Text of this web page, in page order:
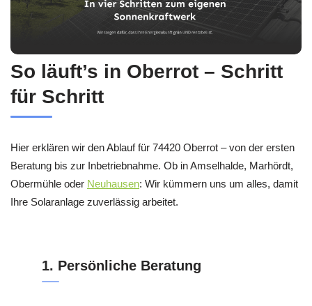
So läuft’s in Oberrot – Schritt
für Schritt
Hier erklären wir den Ablauf für 74420 Oberrot – von der ersten
Beratung bis zur Inbetriebnahme. Ob in Amselhalde, Marhördt,
Obermühle oder Neuhausen: Wir kümmern uns um alles, damit
Ihre Solaranlage zuverlässig arbeitet.
1. Persönliche Beratung